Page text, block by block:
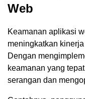
Web
Keamanan aplikasi
meningkatkan
Dengan
keamanan yang
serangan dan